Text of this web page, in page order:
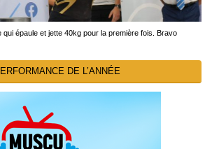
qui épaule et jette 40kg pour la première fois. Bravo
DE L’ANNÉE